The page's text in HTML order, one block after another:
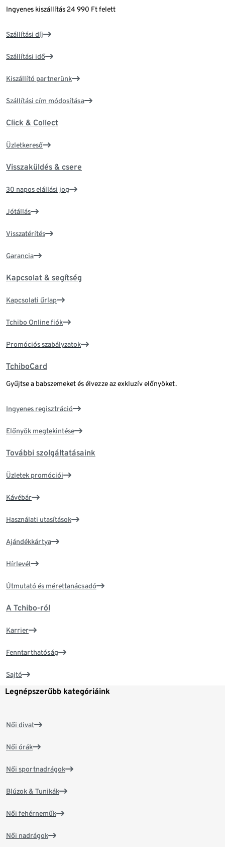
Ingyenes kiszállítás 24 990 Ft felett
Szállítási díj
Szállítási idő
Kiszállító partnerünk
Szállítási cím módosítása
Click & Collect
Üzletkereső
Visszaküldés & csere
30 napos elállási jog
Jótállás
Visszatérítés
Garancia
Kapcsolat & segítség
Kapcsolati űrlap
Tchibo Online fiók
Promóciós szabályzatok
TchiboCard
Gyűjtse a babszemeket és élvezze az exkluzív előnyöket.
Ingyenes regisztráció
Előnyök megtekintése
További szolgáltatásaink
Üzletek promóciói
Kávébár
Használati utasítások
Ajándékkártya
Hírlevél
Útmutató és mérettanácsadó
A Tchibo-ról
Karrier
Fenntarthatóság
Sajtó
Legnépszerűbb kategóriáink
Női divat
Női órák
Női sportnadrágok
Blúzok & Tunikák
Női fehérneműk
Női nadrágok